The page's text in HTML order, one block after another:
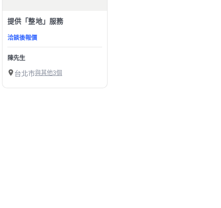
提供「整地」服務
洽談後報價
陳先生
台北市與其他3個